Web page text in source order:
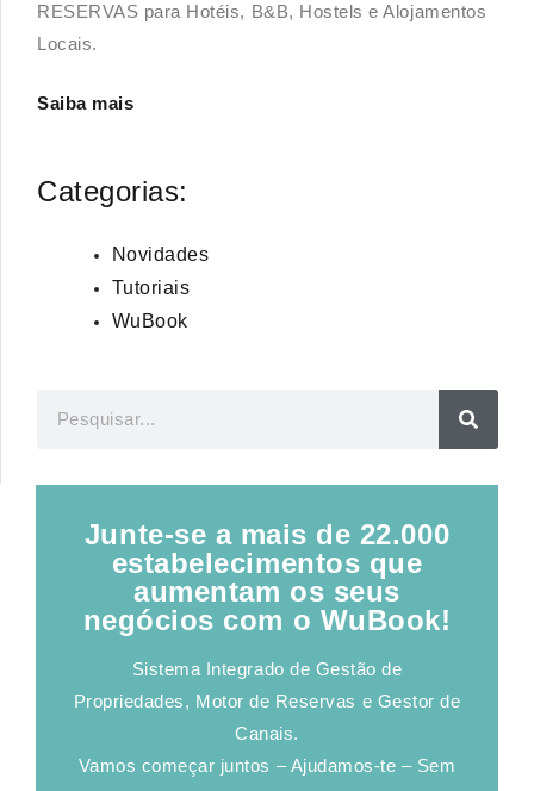
RESERVAS para Hotéis, B&B, Hostels e Alojamentos
Locais.
Saiba mais
Categorias:
Novidades
Tutoriais
WuBook
Junte-se a mais de 22.000
estabelecimentos que
aumentam os seus
negócios com o WuBook!
Sistema Integrado de Gestão de
Propriedades, Motor de Reservas e Gestor de
Canais.
Vamos começar juntos – Ajudamos-te – Sem